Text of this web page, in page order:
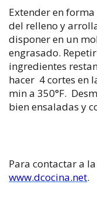
Extender en
del relleno y
disponer en un
engrasado.
ingredientes
hacer 4 cortes en
min a 350°F.
bien ensaladas y
Para contactar a
www.dcocina.net.